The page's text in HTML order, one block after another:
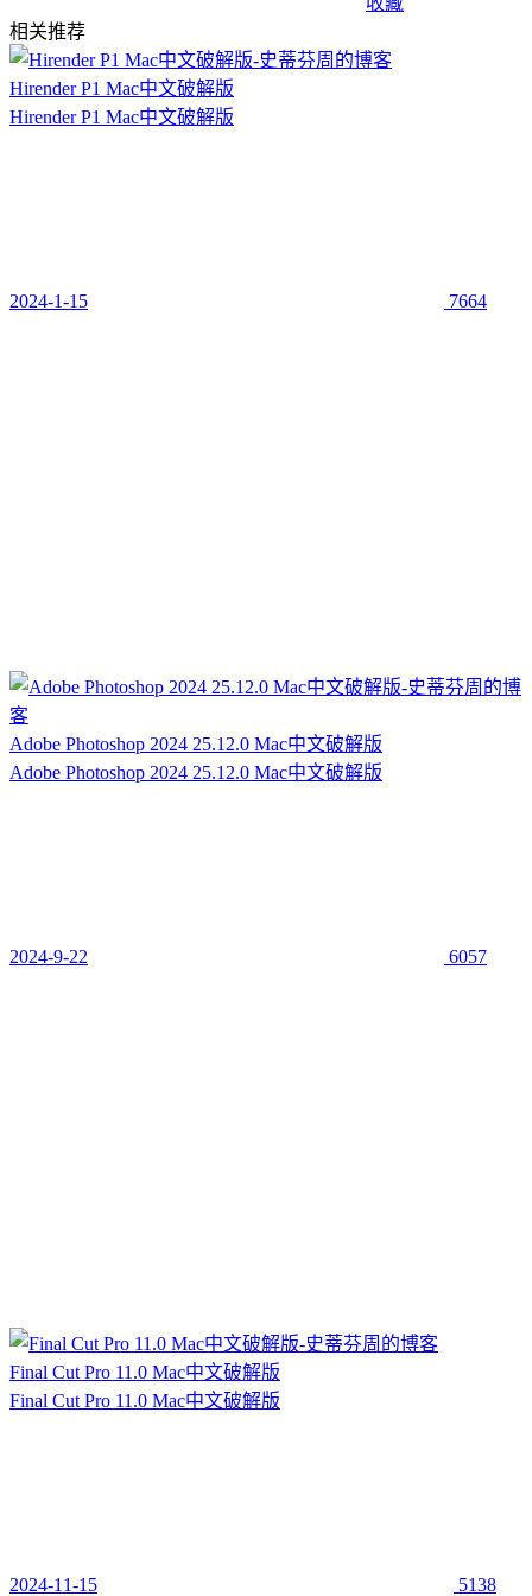
相关推荐
Hirender P1 Mac中文破解版
Hirender P1 Mac中文破解版
2024-1-15 7664
Adobe Photoshop 2024 25.12.0 Mac中文破解版
Adobe Photoshop 2024 25.12.0 Mac中文破解版
2024-9-22 6057
Final Cut Pro 11.0 Mac中文破解版
Final Cut Pro 11.0 Mac中文破解版
2024-11-15 5138